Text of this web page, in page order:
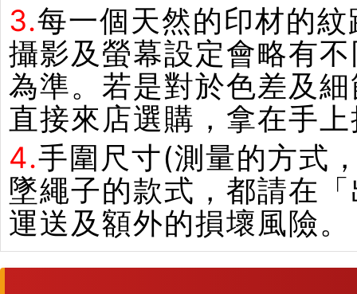
3.每一個天然的印材的
攝影及螢幕設定會略有
為準。若是對於色差及
直接來店選購，拿在手
4.手圍尺寸(測量的方式
墜繩子的款式，都請在
運送及額外的損壞風險。